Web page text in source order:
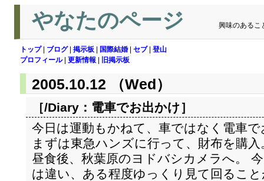
やなたのページ 興味のあるこ
トップ| ブログ| 掲示板 国際結婚 セブ| 登山
プロフィール| 更新情報 旧掲示板
2005.10.12 （Wed）
［/Diary： 電車でお出かけ ］
今日は運動もかねて、車ではなく電車
まずは東急ハンズに行って、財布を購入
昼食後、秋葉原のヨドバシカメラへ。
は違い、ある程度ゆっくり見て回るこ